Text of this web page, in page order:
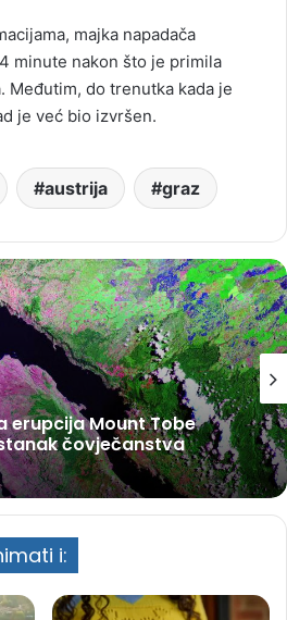
majka napadača
minute nakon što je primila
Međutim, do trenutka kada je
je već bio izvršen.
austrija graz
erupcija Mount Tobe
čovječanstva
i: